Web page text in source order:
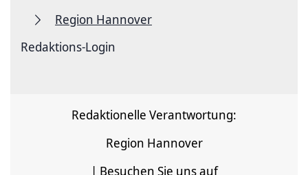
Region Hannover
Redaktions-Login
Redaktionelle Verantwortung:
Region Hannover
| Besuchen Sie uns auf